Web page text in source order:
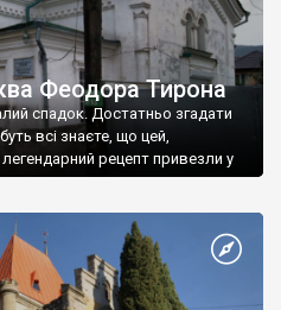
Феодора Тирона
спадок. Достатньо згадати
всі знаєте, що цей,
легендарний рецепт привезли у